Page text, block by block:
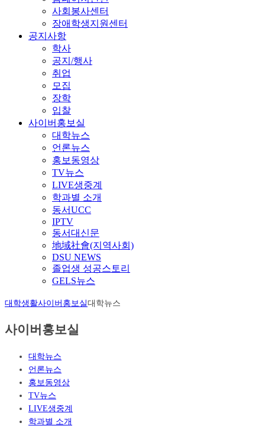
사회봉사센터
장애학생지원센터
공지사항
학사
공지/행사
취업
모집
장학
입찰
사이버홍보실
대학뉴스
언론뉴스
홍보동영상
TV뉴스
LIVE생중계
학과별 소개
동서UCC
IPTV
동서대신문
地域社會(지역사회)
DSU NEWS
졸업생 성공스토리
GELS뉴스
대학생활사이버홍보실대학뉴스
사이버홍보실
대학뉴스
언론뉴스
홍보동영상
TV뉴스
LIVE생중계
학과별 소개